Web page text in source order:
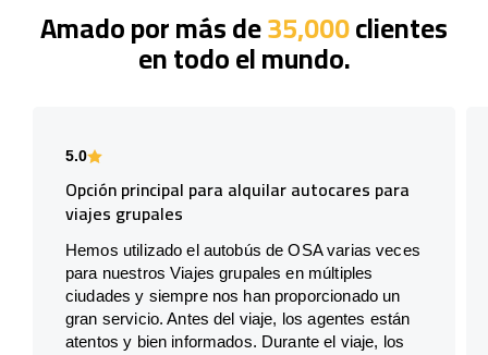
Amado por más de35,000clientes
en todo el mundo.
5.0
Opción principal para alquilar autocares para
viajes grupales
Hemos utilizado el autobús de OSA varias veces
para nuestros Viajes grupales en múltiples
ciudades y siempre nos han proporcionado un
gran servicio. Antes del viaje, los agentes están
atentos y bien informados. Durante el viaje, los